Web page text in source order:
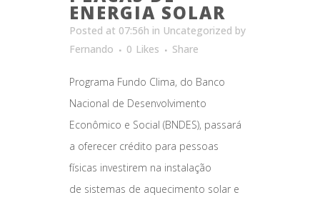
ENERGIA SOLAR
Posted at 07:56h in Uncategorized by
Fernando
0 Likes Share
Programa Fundo Clima, do Banco
Nacional de Desenvolvimento
Econômico e Social (BNDES), passará
a oferecer crédito para pessoas
físicas investirem na instalação
de sistemas de aquecimento solar e